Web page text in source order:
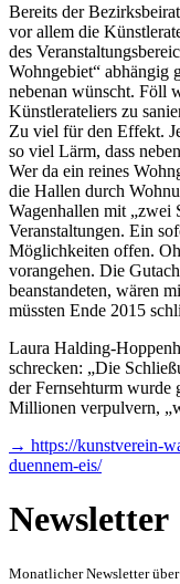
Bereits der
vor allem die
des
Wohngebiet“ abhängig
nebenan wünscht. Föll
Künstlerateliers zu
Zu viel für den Effekt.
so viel Lärm, dass
Wer da ein reines
die Hallen durch
Wagenhallen mit „zwei
Veranstaltungen. Ein
Möglichkeiten offen.
vorangehen. Die
beanstandeten, wären
müssten Ende 2015
Laura Halding-
schrecken: „Die
der Fernsehturm wurde
Millionen verpulvern,
→ https://kunstverein-
duennem-eis/
Newsletter
Monatlicher Newsletter